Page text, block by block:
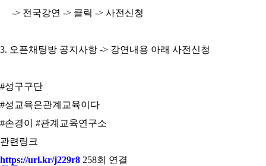
-> 전국강연 -> 클릭 -> 사전신청
3. 오픈채팅방 공지사항 -> 강연내용 아래 사전신청
#성구구단
#성교육은관계교육이다
#손경이 #관계교육연구소
관련링크
https://url.kr/j229r8 258회 연결